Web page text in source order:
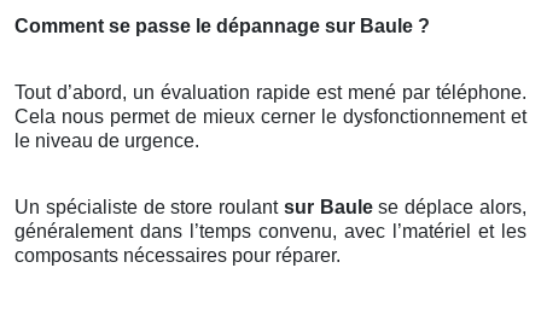
Comment se passe le dépannage sur Baule ?
Tout d’abord, un évaluation rapide est mené par téléphone.
Cela nous permet de mieux cerner le dysfonctionnement et
le niveau de urgence.
Un spécialiste de store roulant sur Baulese déplace alors,
généralement dans l’temps convenu, avec l’matériel et les
composants nécessaires pour réparer.